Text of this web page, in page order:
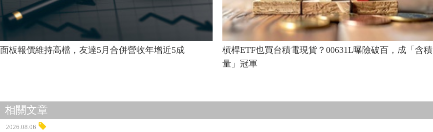
面板報價維持高檔，友達5月合併營收年增近5成
槓桿ETF也買台積電現貨？00631L曝險破百，成「含積
量」冠軍
相關文章
2026.08.06